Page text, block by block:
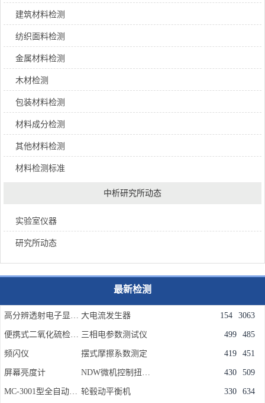
建筑材料检测
纺织面料检测
金属材料检测
木材检测
包装材料检测
材料成分检测
其他材料检测
材料检测标准
中析研究所动态
实验室仪器
研究所动态
最新检测
高分辨透射电子显微镜(FEI Tecnai G2 F30 ) 3063
大电流发生器 154
便携式二氧化硫检测仪,烟囱尾气二氧化硫含量分析 485
三相电参数测试仪 499
频闪仪 451
摆式摩擦系数测定 419
屏幕亮度计 509
NDW微机控制扭转试验机 430
MC-3001型全自动闭口闪点测定仪 634
轮毂动平衡机 330